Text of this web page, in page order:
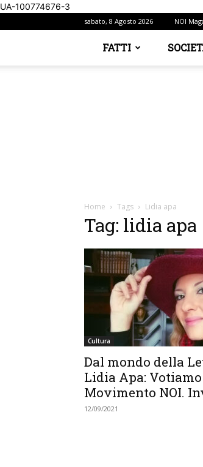
UA-100774676-3
sabato, 8 Agosto 2026 NOI
FATTI
Home Tags Lidia apa
Tag: lidia apa
Cultura
Dal mondo della
Lidia Apa:
Movimento NOI.
12/09/2021